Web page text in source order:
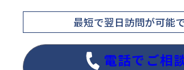
最短で翌日訪問が可能
電話でご相